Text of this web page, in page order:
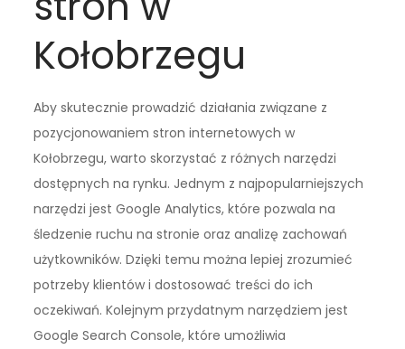
Kołobrzegu
Aby skutecznie prowadzić działania związane z
pozycjonowaniem stron internetowych w
Kołobrzegu, warto skorzystać z różnych narzędzi
dostępnych na rynku. Jednym z najpopularniejszych
narzędzi jest Google Analytics, które pozwala na
śledzenie ruchu na stronie oraz analizę zachowań
użytkowników. Dzięki temu można lepiej zrozumieć
potrzeby klientów i dostosować treści do ich
oczekiwań. Kolejnym przydatnym narzędziem jest
Google Search Console, które umożliwia